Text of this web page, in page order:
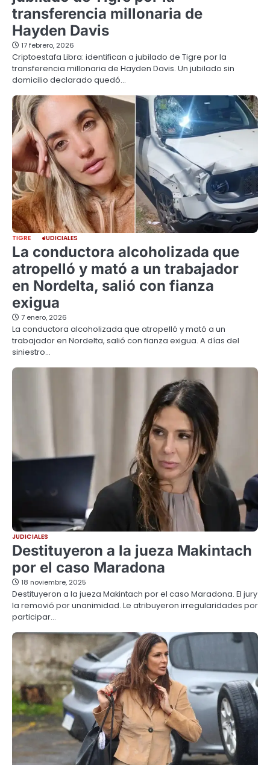
transferencia millonaria de
Hayden Davis
17 febrero, 2026
Criptoestafa Libra: identifican a jubilado de Tigre por la
transferencia millonaria de Hayden Davis. Un jubilado sin
domicilio declarado quedó…
TIGRE JUDICIALES
La conductora alcoholizada que
atropelló y mató a un trabajador
en Nordelta, salió con fianza
exigua
7 enero, 2026
La conductora alcoholizada que atropelló y mató a un
trabajador en Nordelta, salió con fianza exigua. A días del
siniestro…
JUDICIALES
Destituyeron a la jueza Makintach
por el caso Maradona
18 noviembre, 2025
Destituyeron a la jueza Makintach por el caso Maradona. El jury
la removió por unanimidad. Le atribuyeron irregularidades por
participar…